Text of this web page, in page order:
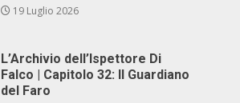
19 Luglio 2026
L’Archivio dell’Ispettore Di
Falco | Capitolo 32: Il Guardiano
del Faro